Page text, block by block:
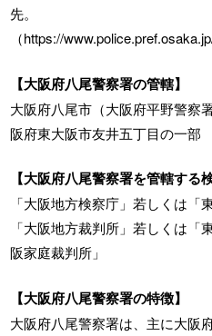
先。
（https://
【大阪府八尾警察署の管轄】
大阪府八尾市（大阪府平野警察
阪府東大阪市友井五丁目の一部
【大阪府八尾警察署を管轄する
「大阪地方検察庁」若しくは「
「大阪地方裁判所」若しくは
阪家庭裁判所」
【大阪府八尾警察署の特徴】
大阪府八尾警察署は、主に大阪